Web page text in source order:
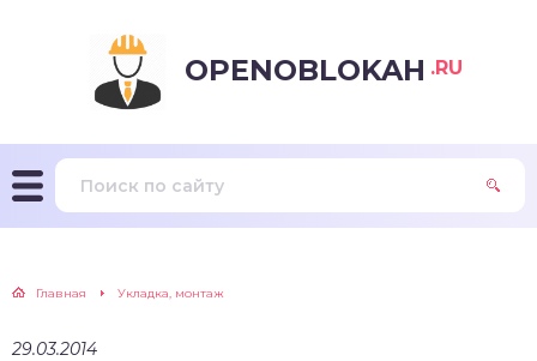
OPENOBLOKAH .RU
Главная Укладка, монтаж
29.03.2014